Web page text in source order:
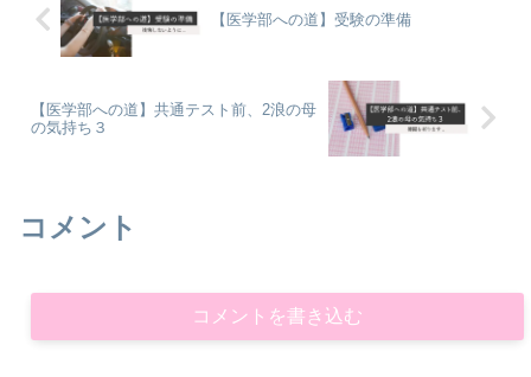
【医学部への道】受験の準備
【医学部への道】共通テスト前、2浪の母
の気持ち３
コメント
コメントを書き込む